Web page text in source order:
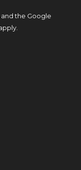
and the Google